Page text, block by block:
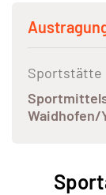
Sportstätte
Waidhofen/